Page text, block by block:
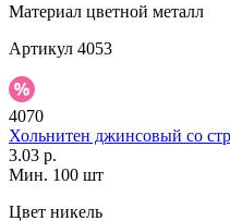
Материал цветной металл
Артикул 4053
4070
Хольнитен джинсовый со
3.03 р.
Мин. 100 шт
Цвет никель